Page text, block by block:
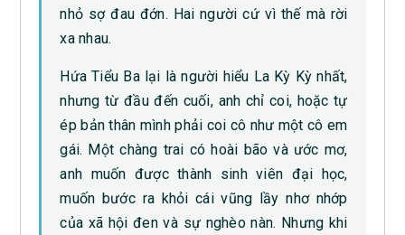
nhỏ sợ đau đớn. Hai người cứ vì thế mà rời
xa nhau.
Hứa Tiểu Ba lại là người hiểu La Kỳ Kỳ nhất,
nhưng từ đầu đến cuối, anh chỉ coi, hoặc tự
ép bản thân mình phải coi cô như một cô em
gái. Một chàng trai có hoài bão và ước mơ,
anh muốn được thành sinh viên đại học,
muốn bước ra khỏi cái vũng lầy nhơ nhớp
của xã hội đen và sự nghèo nàn. Nhưng khi